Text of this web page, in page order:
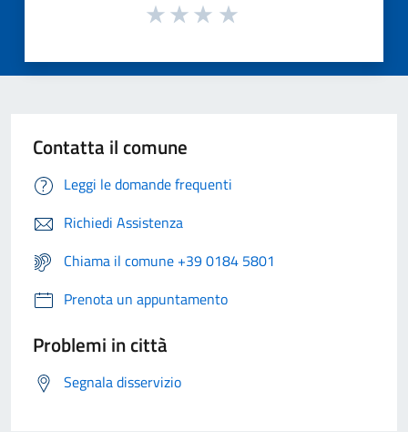
Contatta il comune
Leggi le domande frequenti
Richiedi Assistenza
Chiama il comune +39 0184 5801
Prenota un appuntamento
Problemi in città
Segnala disservizio